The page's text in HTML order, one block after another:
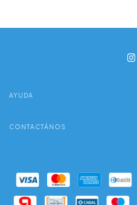
AYUDA
CONTACTÁNOS